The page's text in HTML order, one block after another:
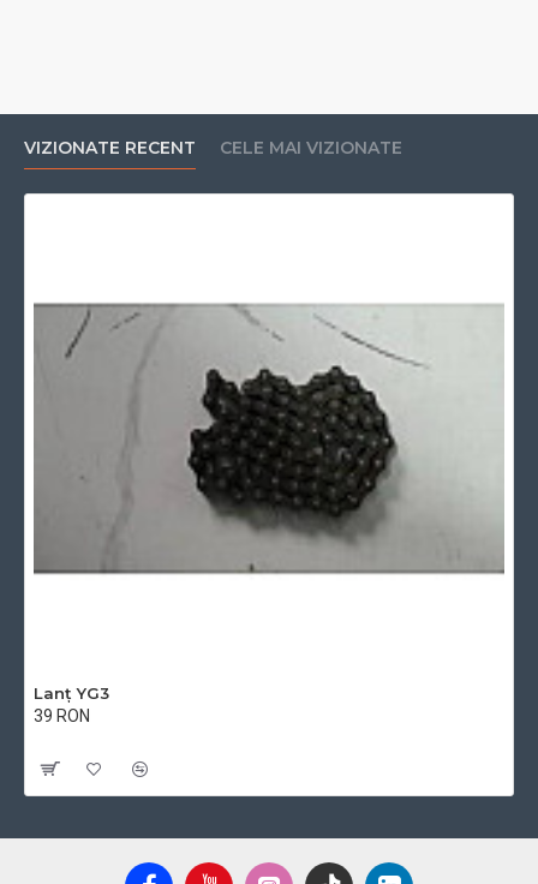
VIZIONATE RECENT CELE MAI VIZIONATE
Lanț YG3
39 RON